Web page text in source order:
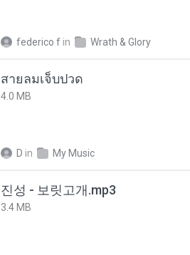
federico f in Wrath & Glory
สายลมเจ็บปวด
4.0 MB
D in My Music
진성 - 보릿고개.mp3
3.4 MB